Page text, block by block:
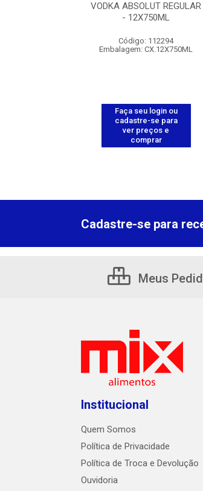
VODKA ABSOLUT REGULAR
- 12X750ML
Código: 112294
Embalagem: CX.12X750ML
Faça seu login ou
cadastre-se para
ver preços e
comprar
Cadastre-se para
Meus
Institucional
Quem Somos
Política de Privacidade
Política de Troca e Devolução
Ouvidoria